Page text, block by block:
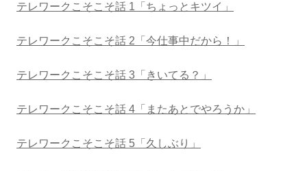
テレワークこそこそ話 1「ちょっとキツイ」
テレワークこそこそ話 2「今仕事中だから！」
テレワークこそこそ話 3「きいてる？」
テレワークこそこそ話 4「またあとでやろうか」
テレワークこそこそ話 5「久しぶり」